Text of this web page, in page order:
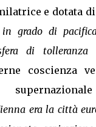
e dotata
grado di
di tolleranza
coscienza
era la città